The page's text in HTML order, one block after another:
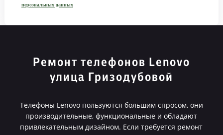
персональных данных
Ремонт телефонов Lenovo
улица Гризодубовой
Телефоны Lenovo пользуются большим спросом, они
производительные, функциональные и обладают
привлекательным дизайном. Если требуется ремонт